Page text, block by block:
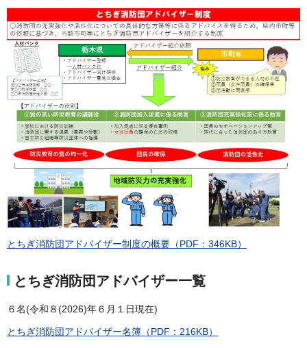
とちぎ消防団アドバイザー制度の概要（PDF：346KB）
とちぎ消防団アドバイザー一覧
６名(令和８(2026)年６月１日現在)
とちぎ消防団アドバイザー名簿（PDF：216KB）